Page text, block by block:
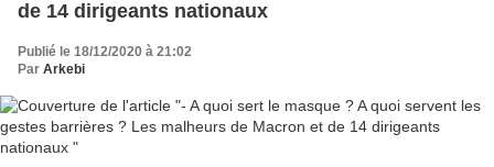
de 14 dirigeants nationaux
Publié le 18/12/2020 à 21:02
Par Arkebi